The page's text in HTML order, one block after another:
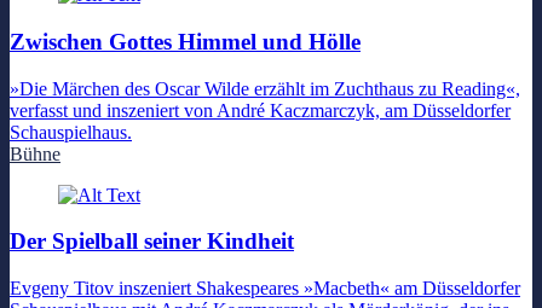
Zwischen Gottes Himmel und Hölle
»Die Märchen des Oscar Wilde erzählt im Zuchthaus zu Reading«,
verfasst und inszeniert von André Kaczmarczyk, am Düsseldorfer
Schauspielhaus.
Bühne
Der Spielball seiner Kindheit
Evgeny Titov inszeniert Shakespeares »Macbeth« am Düsseldorfer